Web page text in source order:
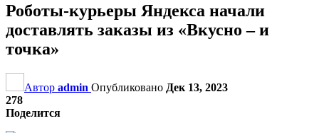
Роботы-курьеры Яндекса начали
доставлять заказы из «Вкусно – и
точка»
Автор admin Опубликовано Дек 13, 2023
278
Поделится